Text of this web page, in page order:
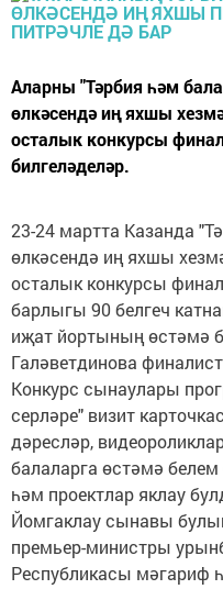
Аларны "Тәрбия һәм
өлкәсендә иң яхшы
осталык конкурсы
билгеләделәр.
23-24 мартта Казанда
өлкәсендә иң яхшы
осталык конкурсы
барлыгы 90 белгеч
иҗат йортының өстәмә
Галәветдинова
Конкурс сынаулары
серләре" визит
дәресләр,
балаларга өстәмә
һәм проектлар яклау
Йомгаклау сынавы
премьер-министры
Республикасы мәгариф